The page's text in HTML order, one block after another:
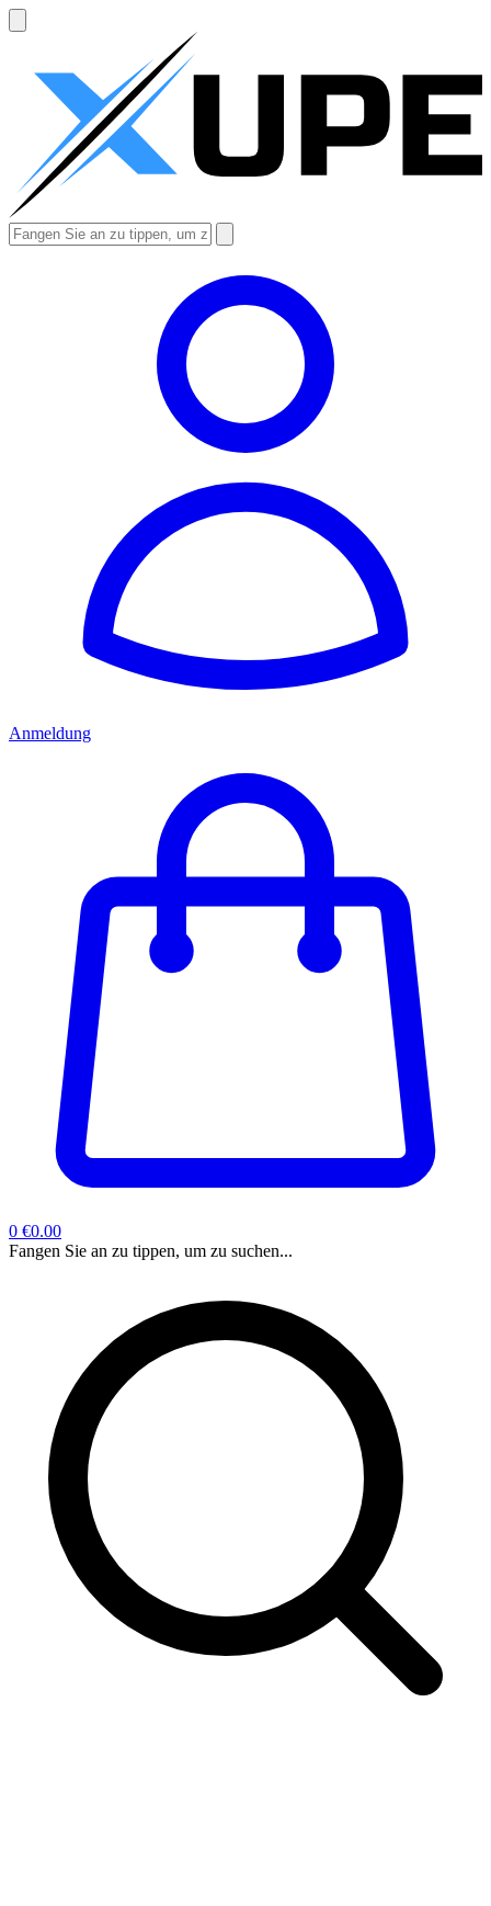
Anmeldung
0 €0.00
Fangen Sie an zu tippen, um zu suchen...